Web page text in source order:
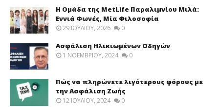
Η Ομάδα της MetLife Παραλιμνίου Μιλά:
Εννιά Φωνές, Μία Φιλοσοφία
29 ΙΟΥΛΊΟΥ, 2026 0
Ασφάλιση Ηλικιωμένων Οδηγών
1 ΝΟΕΜΒΡΊΟΥ, 2024 0
Πώς να πληρώνετε λιγότερους φόρους με
την Ασφάλιση Ζωής
12 ΙΟΥΛΊΟΥ, 2024 0